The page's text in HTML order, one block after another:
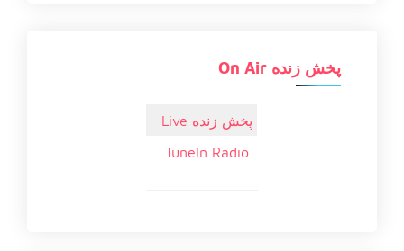
پخش زنده On Air
پخش زنده Live
TuneIn Radio